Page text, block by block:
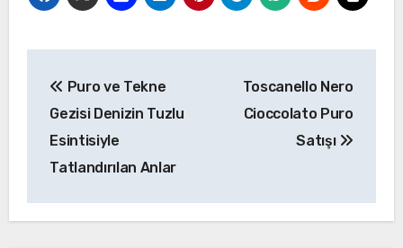
gezinmesi
Puro ve Tekne
Gezisi Denizin Tuzlu
Esintisiyle
Tatlandırılan Anlar
Toscanello Nero
Cioccolato Puro
Satışı